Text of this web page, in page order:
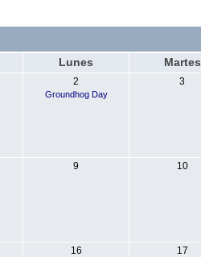
Lunes Martes
2
Groundhog Day
3
9 10
16 17